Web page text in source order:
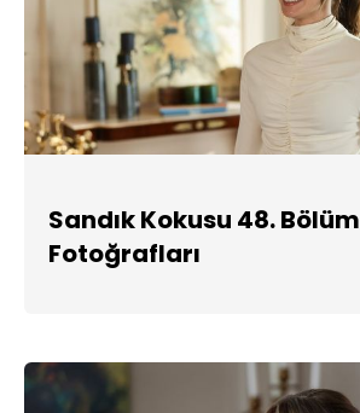
Sandık Kokusu 48. Bölüm
Fotoğrafları